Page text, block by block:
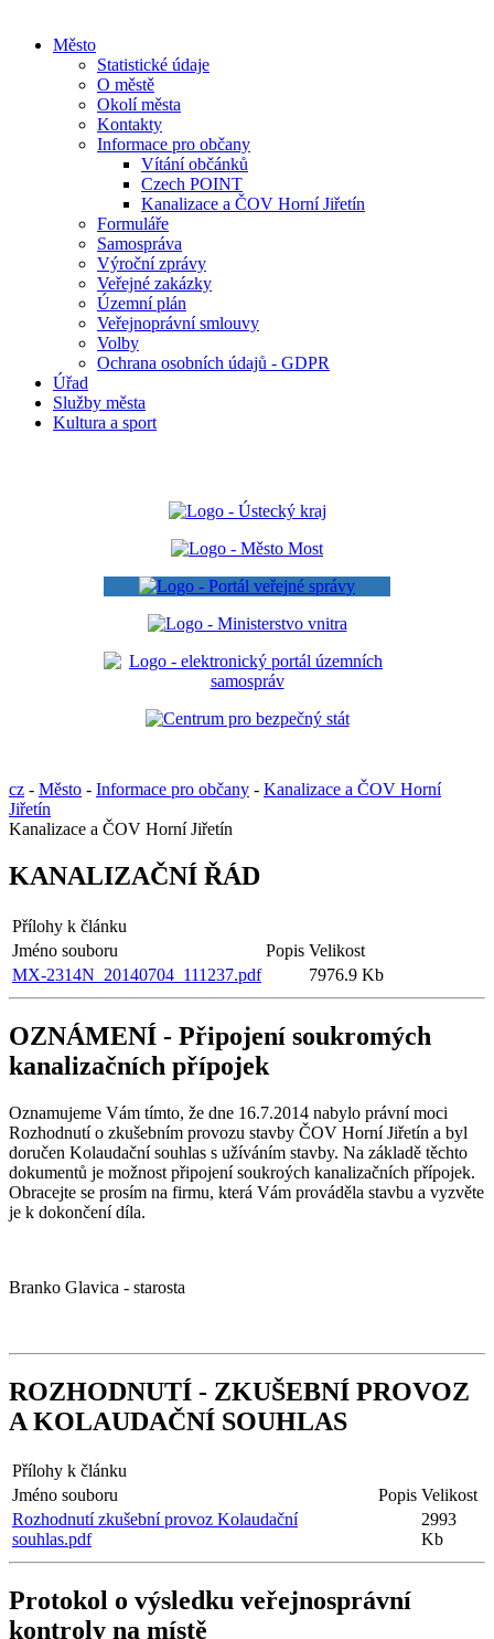
Město
Statistické údaje
O městě
Okolí města
Kontakty
Informace pro občany
Vítání občánků
Czech POINT
Kanalizace a ČOV Horní Jiřetín
Formuláře
Samospráva
Výroční zprávy
Veřejné zakázky
Územní plán
Veřejnoprávní smlouvy
Volby
Ochrana osobních údajů - GDPR
Úřad
Služby města
Kultura a sport
cz - Město - Informace pro občany - Kanalizace a ČOV Horní
Jiřetín
Kanalizace a ČOV Horní Jiřetín
KANALIZAČNÍ ŘÁD
Přílohy k článku
Jméno souboru
Popis Velikost
MX-2314N_20140704_111237.pdf
7976.9 Kb
OZNÁMENÍ - Připojení soukromých
kanalizačních přípojek
Oznamujeme Vám tímto, že dne 16.7.2014 nabylo právní moci
Rozhodnutí o zkušebním provozu stavby ČOV Horní Jiřetín a byl
doručen Kolaudační souhlas s užíváním stavby. Na základě těchto
dokumentů je možnost připojení soukroých kanalizačních přípojek.
Obracejte se prosím na firmu, která Vám prováděla stavbu a vyzvěte
je k dokončení díla.
Branko Glavica - starosta
ROZHODNUTÍ - ZKUŠEBNÍ PROVOZ
A KOLAUDAČNÍ SOUHLAS
Přílohy k článku
Jméno souboru
Popis Velikost
Rozhodnutí zkušební provoz Kolaudační
souhlas.pdf
2993
Kb
Protokol o výsledku veřejnosprávní
kontroly na místě